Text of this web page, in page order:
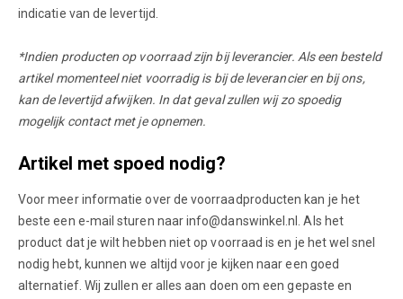
indicatie van de levertijd.
*Indien producten op voorraad zijn bij leverancier. Als een besteld
artikel momenteel niet voorradig is bij de leverancier en bij ons,
kan de levertijd afwijken. In dat geval zullen wij zo spoedig
mogelijk contact met je opnemen.
Artikel met spoed nodig?
Voor meer informatie over de voorraadproducten kan je het
beste een e-mail sturen naarinfo@danswinkel.nl
. Als het
product dat je wilt hebben niet op voorraad is en je het wel snel
nodig hebt, kunnen we altijd voor je kijken naar een goed
alternatief. Wij zullen er alles aan doen om een gepaste en